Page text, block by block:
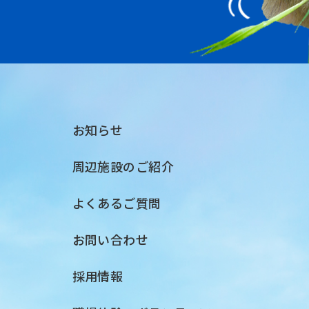
お知らせ
周辺施設のご紹介
よくあるご質問
お問い合わせ
採用情報